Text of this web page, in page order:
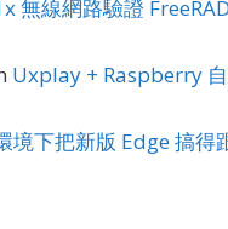
無線網路驗證
Uxplay + Raspberry
境下把新版 Edge 搞得